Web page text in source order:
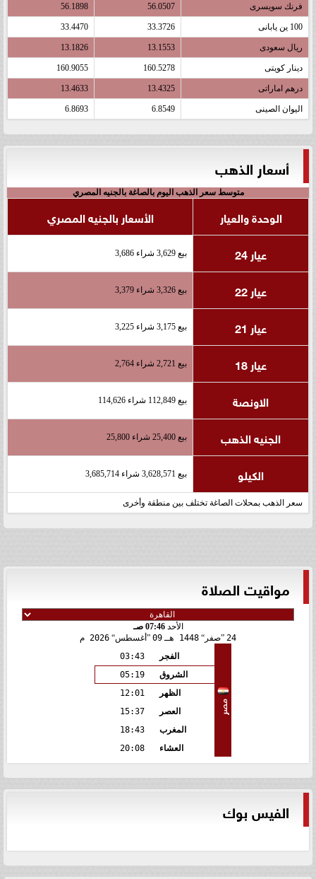
فرنك سويسرى 56.0507
56.1898
100 ين يابانى 33.3726
33.4470
ريال سعودى 13.1553
13.1826
دينار كويتى 160.5278
160.9055
درهم اماراتى 13.4325
13.4633
اليوان الصينى 6.8549
6.8693
أسعار الذهب
متوسط سعر الذهب اليوم بالصاغة بالجنيه المصري
الوحدة والعيار
الأسعار بالجنيه المصري
عيار 24
بيع 3,629 شراء 3,686
عيار 22 بيع 3,326 شراء 3,379
عيار 21 بيع 3,175 شراء 3,225
عيار 18 بيع 2,721 شراء 2,764
الاونصة بيع 112,849 شراء 114,626
الجنيه الذهب بيع 25,400 شراء 25,800
الكيلو بيع 3,628,571 شراء 3,685,714
سعر الذهب بمحلات الصاغة تختلف بين منطقة وأخرى
مواقيت الصلاة
الأحد07:46 صـ
24
صفر 1448 هـ 09 أغسطس 2026 م
مصر
الفجر
03:43
الشروق
05:19
الظهر
12:01
العصر
15:37
المغرب
18:43
العشاء
20:08
الفيس بوك